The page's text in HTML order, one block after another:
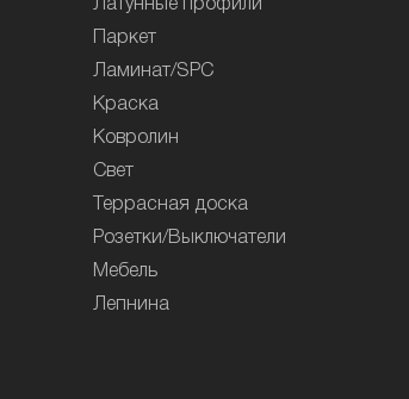
Латунные профили
Паркет
Ламинат/SPC
Краска
Ковролин
Свет
Террасная доска
Розетки/Выключатели
Мебель
Лепнина